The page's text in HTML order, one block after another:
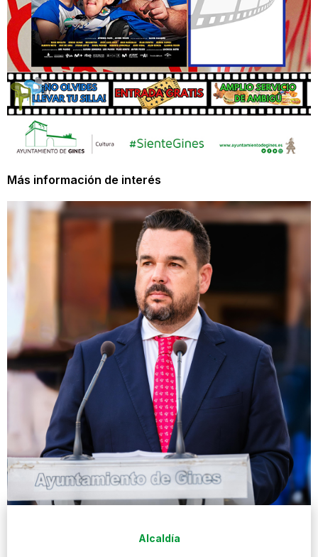
Más información de interés
Alcaldía